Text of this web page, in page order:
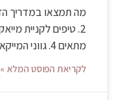
מתאים 4. גווני המייקאפ שלי
לקריאת הפוסט המלא »